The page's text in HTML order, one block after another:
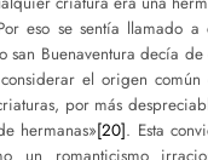
eso se sentía llamado
san Buenaventura decía
el origen común
por más
hermanas»[20]. Esta